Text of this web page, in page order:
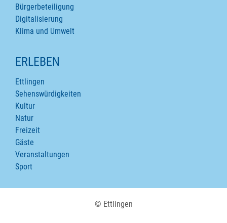
Bürgerbeteiligung
Digitalisierung
Klima und Umwelt
ERLEBEN
Ettlingen
Sehenswürdigkeiten
Kultur
Natur
Freizeit
Gäste
Veranstaltungen
Sport
© Ettlingen